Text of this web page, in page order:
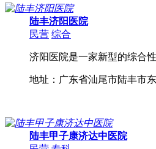
陆丰济阳医院
民营 综合
济阳医院是一家新型的综
地址：广东省汕尾市陆丰市
陆丰甲子康济达中医院